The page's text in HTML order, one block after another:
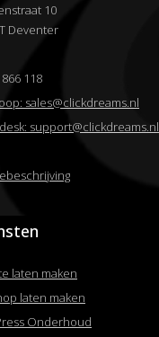
10
Deventer
118
sales@clickdreams.nl
support@clickdreams.nl
laten maken
laten maken
Onderhoud